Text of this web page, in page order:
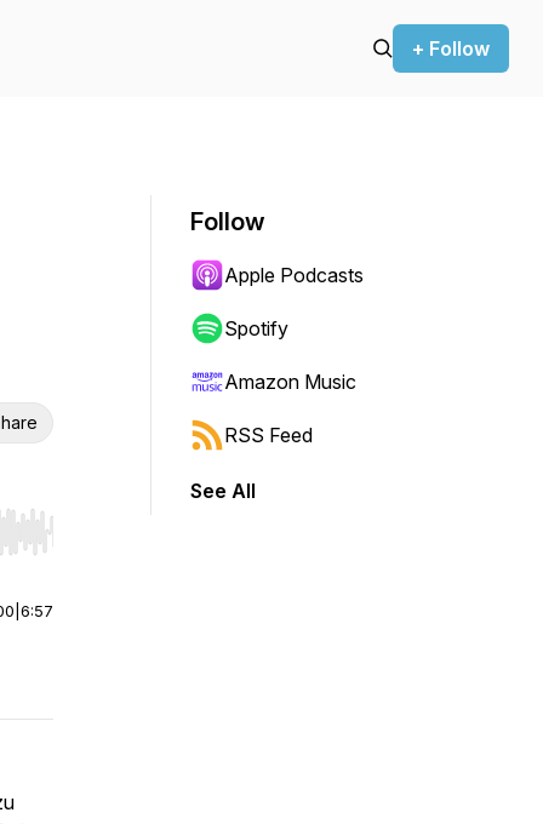
+ Follow
Hold shift to jump forward or backward.
6:57
Follow
Apple Podcasts
Spotify
Amazon Music
RSS Feed
See All